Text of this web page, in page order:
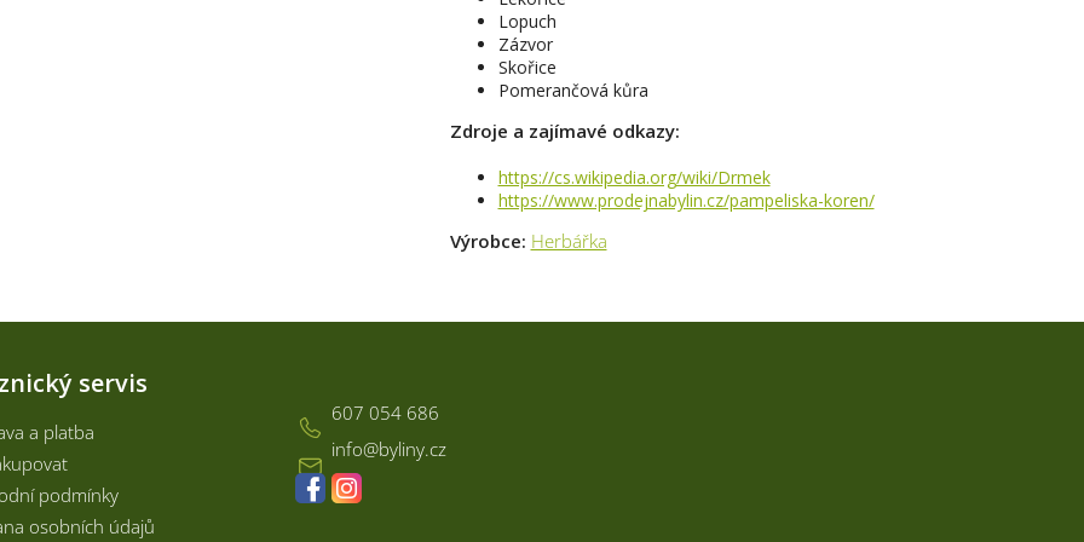
Lopuch
Zázvor
Skořice
Pomerančová kůra
Zdroje a zajímavé odkazy:
https://cs.wikipedia.org/wiki/Drmek
https://www.prodejnabylin.cz/pampeliska-koren/
Výrobce: Herbářka
servis
a platba
podmínky
osobních údajů
info@byliny.cz
607 054 686